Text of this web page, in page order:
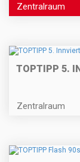
Zentralraum
TOPTIPP 5.
Zentralraum